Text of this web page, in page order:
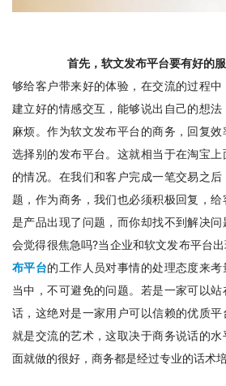
首先，软文发布平台要有好的服
够给客户带来好的体验，在交流的过程
建立好的情感交互，能够说出自己的想
麻烦。作为软文发布平台的商务，回复
选择别的发布平台。这就相当于在淘宝
的情况。在我们和客户完成一笔交易之
题，作为商务，我们也必须积极回复，
是产品出现了问题，而你却找不到解决
会觉得很焦急吗?当企业和软文发布平台
布平台的工作人员对事情的处理态度来
当中，不可避免的问题。若是一家可以
话，这绝对是一家用户可以信赖的优质
就是交流的艺术，这取决于商务说话的
面就做的很好，商务都是经过专业的话术培